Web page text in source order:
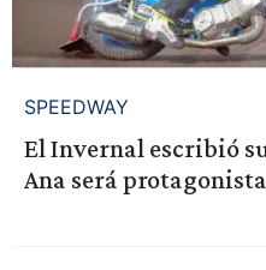
SPEEDWAY
El Invernal escribió
Ana será